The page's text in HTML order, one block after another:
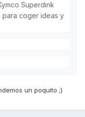
Superdink
para coger ideas y
un poquito ;)